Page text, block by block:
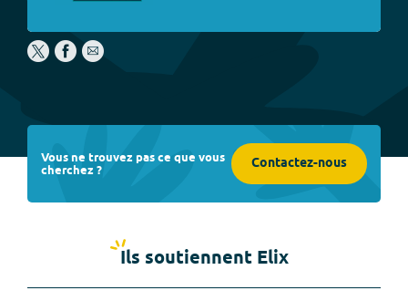
Vous ne trouvez pas ce que vous
cherchez ? Contactez-nous
Ils soutiennent Elix